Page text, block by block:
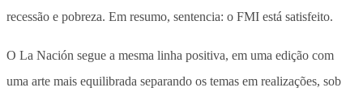
recessão e pobreza. Em resumo, sentencia: o FMI está satisfeito.
O La Nación segue a mesma linha positiva, em uma edição com
uma arte mais equilibrada separando os temas em realizações, sob